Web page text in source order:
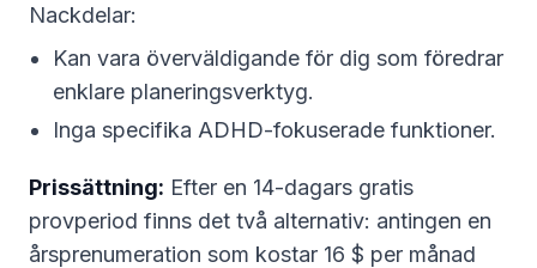
Nackdelar:
Kan vara överväldigande för dig som föredrar
enklare planeringsverktyg.
Inga specifika ADHD-fokuserade funktioner.
Prissättning: Efter en 14-dagars gratis
provperiod finns det två alternativ: antingen en
årsprenumeration som kostar 16 $ per månad